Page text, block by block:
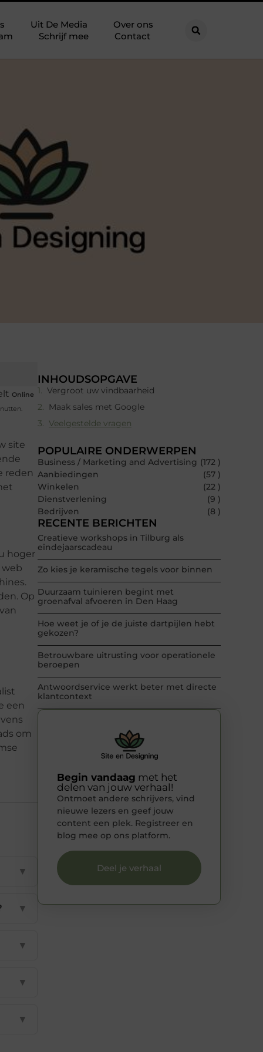
Uit De Media
Over ons
Schrijf mee Contact
Online
site
reden
hoger
Op
een
om
▼
▼
▼
▼
▼
INHOUDSOPGAVE
Vergroot uw vindbaarheid
Maak sales met Google
Veelgestelde vragen
POPULAIRE ONDERWERPEN
Business / Marketing and Advertising (172 )
Aanbiedingen
(57 )
Winkelen
(22 )
Dienstverlening
(9 )
Bedrijven
(8 )
RECENTE BERICHTEN
Creatieve workshops in Tilburg als
eindejaarscadeau
Zo kies je keramische tegels voor binnen
Duurzaam tuinieren begint met
groenafval afvoeren in Den Haag
Hoe weet je of je de juiste dartpijlen hebt
gekozen?
Betrouwbare uitrusting voor operationele
beroepen
Antwoordservice werkt beter met directe
klantcontext
Begin vandaag met het
delen van jouw verhaal!
Ontmoet andere schrijvers, vind
nieuwe lezers en geef jouw
content een plek. Registreer en
blog mee op ons platform.
Deel je verhaal